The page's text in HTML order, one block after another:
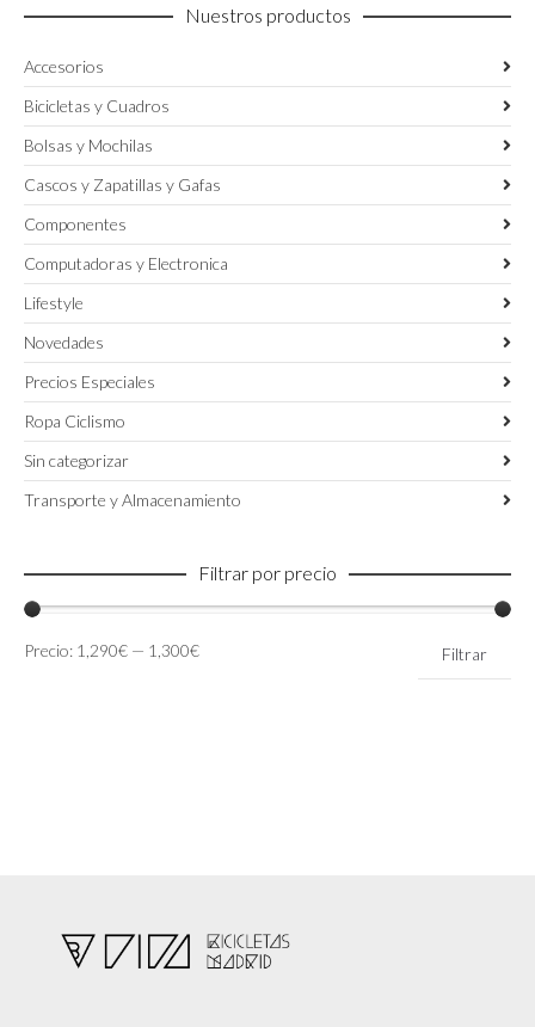
Nuestros productos
Accesorios
Bicicletas y Cuadros
Bolsas y Mochilas
Cascos y Zapatillas y Gafas
Componentes
Computadoras y Electronica
Lifestyle
Novedades
Precios Especiales
Ropa Ciclismo
Sin categorizar
Transporte y Almacenamiento
Filtrar por precio
Precio
Precio
Filtrar
Precio: 1,290€ — 1,300€